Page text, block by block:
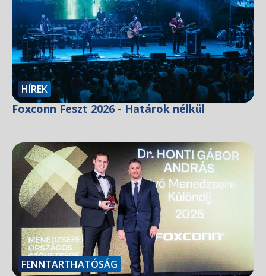
HÍREK
Foxconn Feszt 2026 - Határok nélkül
FENNTARTHATÓSÁG